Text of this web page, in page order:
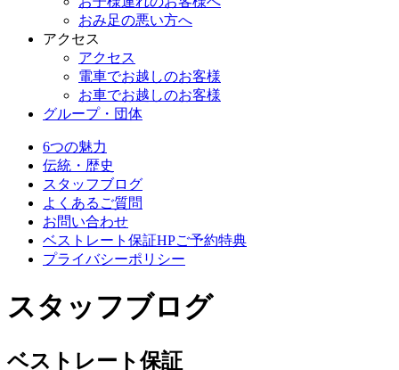
おみ足の悪い方へ
アクセス
アクセス
電車でお越しのお客様
お車でお越しのお客様
グループ・団体
6つの魅力
伝統・歴史
スタッフブログ
よくあるご質問
お問い合わせ
ベストレート保証HPご予約特典
プライバシーポリシー
スタッフブログ
ベストレート保証